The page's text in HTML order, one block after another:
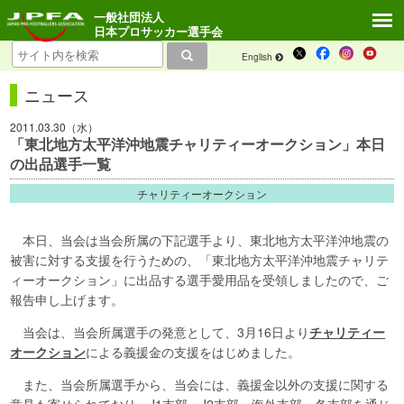
English
一般社団法人
日本プロサッカー選手会
ニュース
2011.03.30（水）
「東北地方太平洋沖地震チャリティーオークション」本日
の出品選手一覧
チャリティーオークション
本日、当会は当会所属の下記選手より、東北地方太平洋沖地震の
被害に対する支援を行うための、「東北地方太平洋沖地震チャリテ
ィーオークション」に出品する選手愛用品を受領しましたので、ご
報告申し上げます。
当会は、当会所属選手の発意として、3月16日よりチャリティー
オークションによる義援金の支援をはじめました。
また、当会所属選手から、当会には、義援金以外の支援に関する